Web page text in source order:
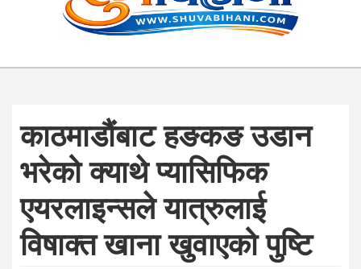
स्वास्थ्य
संघीय
प्रविधि
जीवनशैली
दर्शन
काठमाडौंबाट हङकङ उडान
भरेको क्याथे प्यासिफिक
एयरलाइन्सले यात्रुलाई
विषाक्त खाना खुवाएको पुष्टि